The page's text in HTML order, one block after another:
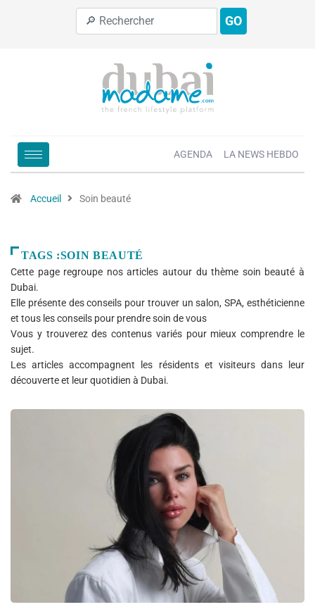
GO
AGENDA LA NEWS HEBDO
Accueil Soin beauté
TAGS :SOIN BEAUTÉ
Cette page regroupe nos articles autour du thème soin beauté à
Dubai.
Elle présente des conseils pour trouver un salon, SPA, esthéticienne
et tous les conseils pour prendre soin de vous
Vous y trouverez des contenus variés pour mieux comprendre le
sujet.
Les articles accompagnent les résidents et visiteurs dans leur
découverte et leur quotidien à Dubai.